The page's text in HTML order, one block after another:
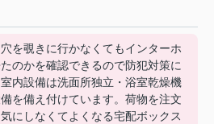
を覗きに行かなくてもインターホ
のかを確認できるので防犯対策に
内設備は洗面所独立・浴室乾燥機
を備え付けています。荷物を注文
にしなくてよくなる宅配ボックス